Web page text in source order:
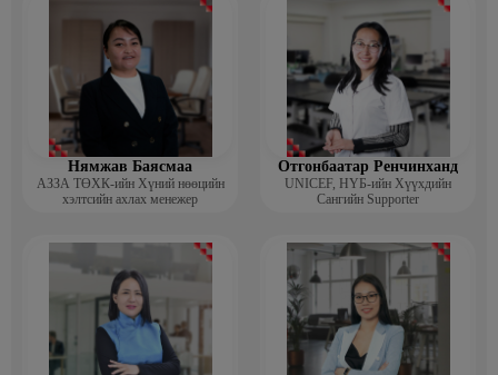
Нямжав Баясмаа
АЗЗА ТӨХК-ийн Хүний нөөцийн
хэлтсийн ахлах менежер
Отгонбаатар Ренчинханд
UNIСЕF, НҮБ-ийн Хүүхдийн
Сангийн Supporter